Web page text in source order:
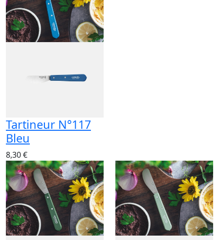
Tartineur N°117
Bleu
8,30 €